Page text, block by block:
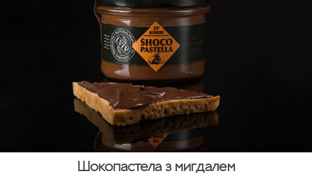
Шокопастела з мигдалем